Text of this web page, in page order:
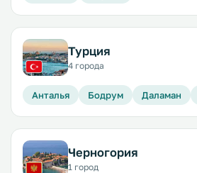
Турция
4 города
Анталья Бодрум Даламан
Черногория
1 город